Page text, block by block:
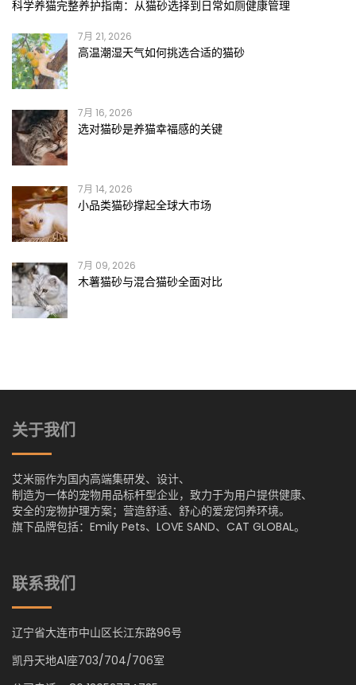
科学养猫完整养护指南：从猫砂选择到日常如厕健康管理
7月 21, 2026
高温潮湿天气如何挑选合适的猫砂
7月 16, 2026
选对猫砂是养猫幸福感的关键
7月 14, 2026
小品类猫砂撑起全球大市场
7月 09, 2026
木薯猫砂与混合猫砂全面对比
关于我们
艾米丽作为国内高端集研发、设计、
制造为一体的宠物用品标杆型企业，致力于为用户提供健康、
安全的宠物护理方案；营造舒适、舒心的爱宠饲养环境。
旗下品牌包括：Emily Pets、LOVE SAND、CAT GLOBAL。
联系我们
辽宁省大连市中山区长江东路96号
凯丹天地A1座703/704/706室